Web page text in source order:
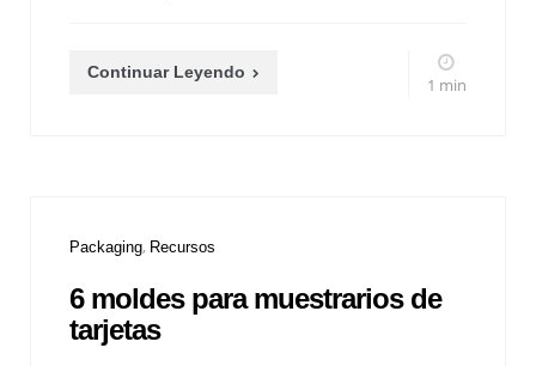
Continuar Leyendo
1 min
Packaging Recursos
6 moldes para muestrarios de
tarjetas